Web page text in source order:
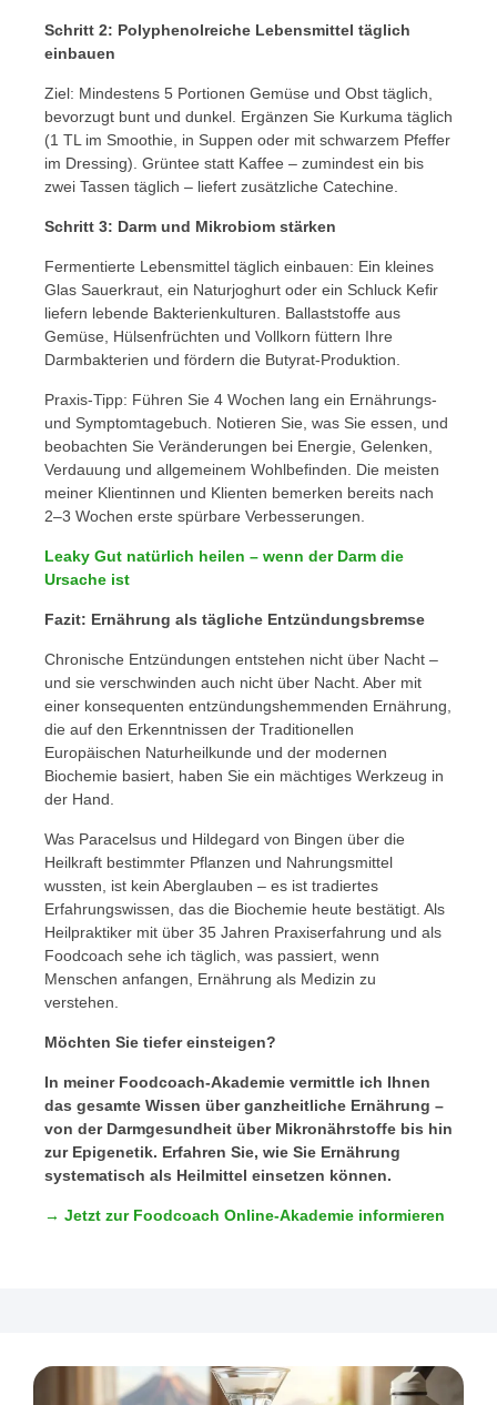
Schritt 2: Polyphenolreiche Lebensmittel täglich
einbauen
Ziel: Mindestens 5 Portionen Gemüse und Obst täglich,
bevorzugt bunt und dunkel. Ergänzen Sie Kurkuma täglich
(1 TL im Smoothie, in Suppen oder mit schwarzem Pfeffer
im Dressing). Grüntee statt Kaffee – zumindest ein bis
zwei Tassen täglich – liefert zusätzliche Catechine.
Schritt 3: Darm und Mikrobiom stärken
Fermentierte Lebensmittel täglich einbauen: Ein kleines
Glas Sauerkraut, ein Naturjoghurt oder ein Schluck Kefir
liefern lebende Bakterienkulturen. Ballaststoffe aus
Gemüse, Hülsenfrüchten und Vollkorn füttern Ihre
Darmbakterien und fördern die Butyrat-Produktion.
Praxis-Tipp: Führen Sie 4 Wochen lang ein Ernährungs-
und Symptomtagebuch. Notieren Sie, was Sie essen, und
beobachten Sie Veränderungen bei Energie, Gelenken,
Verdauung und allgemeinem Wohlbefinden. Die meisten
meiner Klientinnen und Klienten bemerken bereits nach
2–3 Wochen erste spürbare Verbesserungen.
Leaky Gut natürlich heilen – wenn der Darm die
Ursache ist
Fazit: Ernährung als tägliche Entzündungsbremse
Chronische Entzündungen entstehen nicht über Nacht –
und sie verschwinden auch nicht über Nacht. Aber mit
einer konsequenten entzündungshemmenden Ernährung,
die auf den Erkenntnissen der Traditionellen
Europäischen Naturheilkunde und der modernen
Biochemie basiert, haben Sie ein mächtiges Werkzeug in
der Hand.
Was Paracelsus und Hildegard von Bingen über die
Heilkraft bestimmter Pflanzen und Nahrungsmittel
wussten, ist kein Aberglauben – es ist tradiertes
Erfahrungswissen, das die Biochemie heute bestätigt. Als
Heilpraktiker mit über 35 Jahren Praxiserfahrung und als
Foodcoach sehe ich täglich, was passiert, wenn
Menschen anfangen, Ernährung als Medizin zu
verstehen.
Möchten Sie tiefer einsteigen?
In meiner Foodcoach-Akademie vermittle ich Ihnen
das gesamte Wissen über ganzheitliche Ernährung –
von der Darmgesundheit über Mikronährstoffe bis hin
zur Epigenetik. Erfahren Sie, wie Sie Ernährung
systematisch als Heilmittel einsetzen können.
→ Jetzt zur Foodcoach Online-Akademie informieren